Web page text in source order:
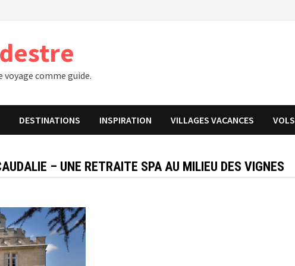
comme guide.
DESTINATIONS INSPIRATION VILLAGES VACANCES VOLS
– UNE RETRAITE SPA AU MILIEU DES VIGNES